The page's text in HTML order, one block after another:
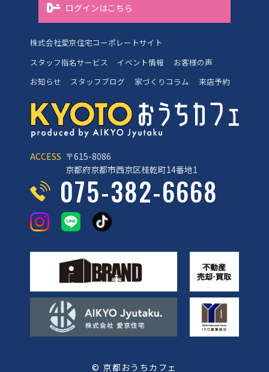
ACCESS 〒615-8086
京都府京都市西京区桂乾町14番地1
075-382-6668
© 京都おうちカフェ
ログインはこちら
株式会社愛京住宅コーポレートサイト
スタッフ指名サービス
イベント情報
お客様の声
お知らせ
スタッフブログ 家づくりコラム 来店予約